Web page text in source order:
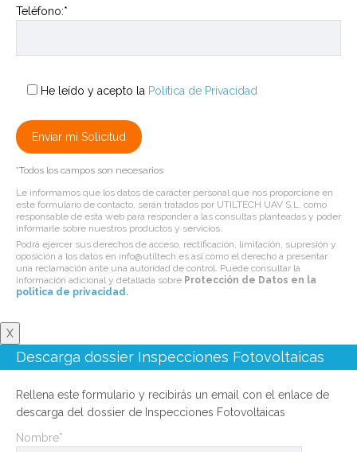
Teléfono:*
He leído y acepto la Política de Privacidad
*Todos los campos son necesarios
Le informamos que los datos de carácter personal que nos proporcione en
este formulario de contacto, serán tratados por UTILTECH UAV S.L. como
responsable de esta web para responder a las consultas planteadas y poder
informarle sobre nuestros productos y servicios.
Podrá ejercer sus derechos de acceso, rectificación, limitación, supresión y
oposición a los datos en info@utiltech.es así como el derecho a presentar
una reclamación ante una autoridad de control. Puede consultar la
información adicional y detallada sobre Protección de Datos en la
politica de privacidad.
X
Descarga dossier Inspecciones Fotovoltaicas
Rellena este formulario y recibirás un email con el enlace de
descarga del dossier de Inspecciones Fotovoltaicas
Nombre*